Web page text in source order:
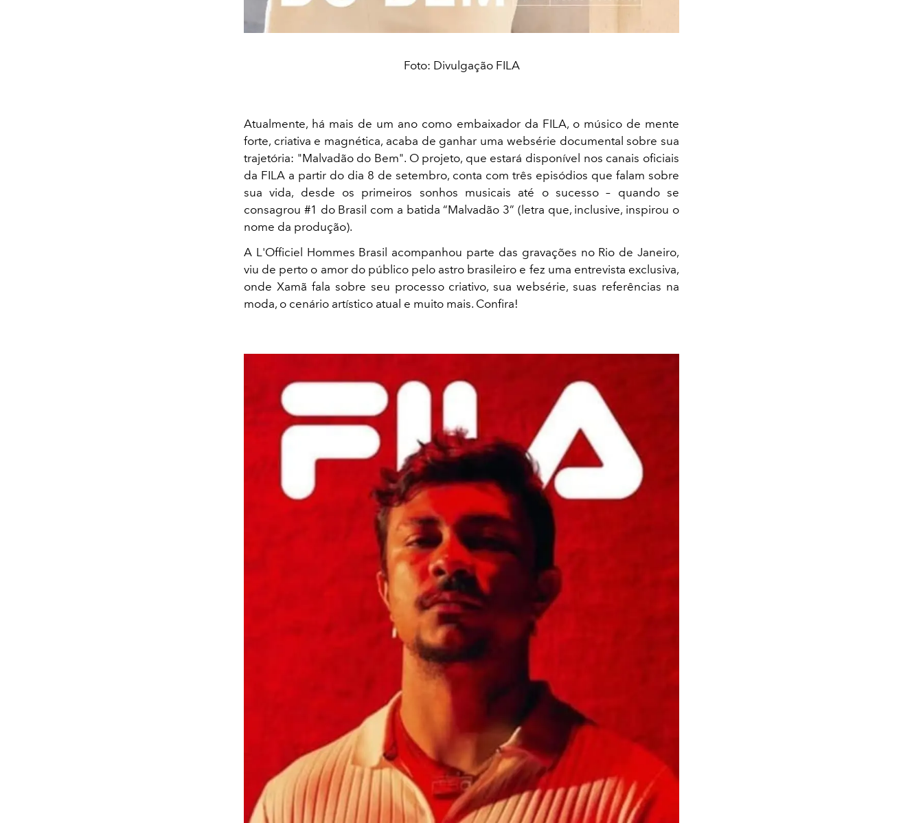
Foto: Divulgação FILA
Atualmente, há mais de um ano como embaixador da FILA, o músico de mente
forte, criativa e magnética, acaba de ganhar uma websérie documental sobre sua
trajetória: "Malvadão do Bem". O projeto, que estará disponível nos canais oficiais
da FILA a partir do dia 8 de setembro, conta com três episódios que falam sobre
sua vida, desde os primeiros sonhos musicais até o sucesso – quando se
consagrou #1 do Brasil com a batida “Malvadão 3” (letra que, inclusive, inspirou o
nome da produção).
A L'Officiel Hommes Brasil acompanhou parte das gravações no Rio de Janeiro,
viu de perto o amor do público pelo astro brasileiro e fez uma entrevista exclusiva,
onde Xamã fala sobre seu processo criativo, sua websérie, suas referências na
moda, o cenário artístico atual e muito mais. Confira!